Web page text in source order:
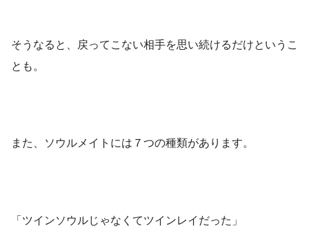
そうなると、戻ってこない相手を思い続けるだけというこ
とも。
また、ソウルメイトには７つの種類があります。
「ツインソウルじゃなくてツインレイだった」